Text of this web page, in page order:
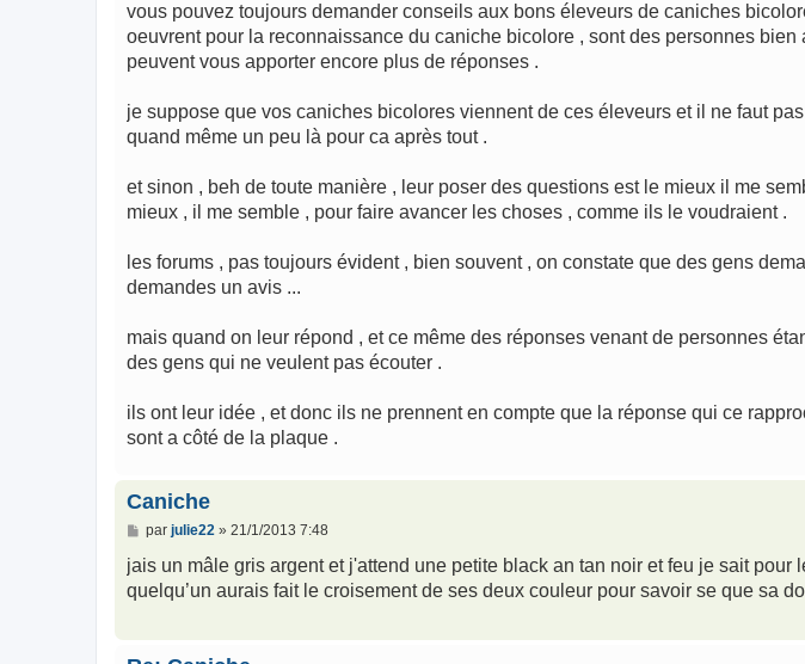
vous pouvez toujours demander conseils aux bons éleveurs de caniches
oeuvrent pour la reconnaissance du caniche bicolore , sont des personnes
peuvent vous apporter encore plus de réponses .
je suppose que vos caniches bicolores viennent de ces éleveurs et il ne faut
quand même un peu là pour ca après tout .
et sinon , beh de toute manière , leur poser des questions est le mieux il me
mieux , il me semble , pour faire avancer les choses , comme ils le voudraient .
les forums , pas toujours évident , bien souvent , on constate que des gens
demandes un avis ...
mais quand on leur répond , et ce même des réponses venant de personnes
des gens qui ne veulent pas écouter .
ils ont leur idée , et donc ils ne prennent en compte que la réponse qui ce
sont a côté de la plaque .
Caniche
M
s
a
par julie22 » 21/1/2013 7:48
jais un mâle gris argent et j'attend une petite black an tan noir et feu je sait
quelqu’un aurais fait le croisement de ses deux couleur pour savoir se que sa